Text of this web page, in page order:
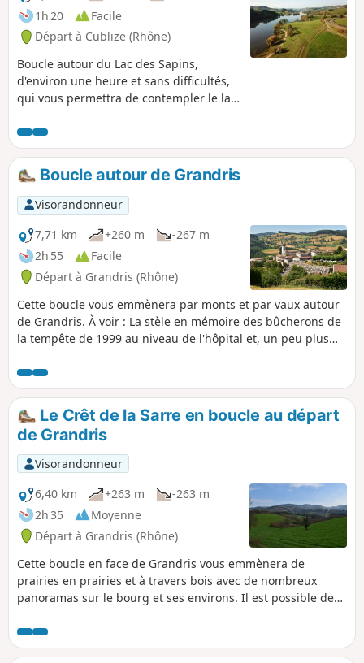
1h 20
Facile
Départ à Cublize (Rhône)
Boucle autour du Lac des Sapins,
d'environ une heure et sans difficultés,
qui vous permettra de contempler le lac
Boucle autour de Grandris
Visorandonneur
7,71 km
+260 m
-267 m
2h 55
Facile
Départ à Grandris (Rhône)
Cette boucle vous emmènera par monts et par vaux autour
de Grandris. À voir : La stèle en mémoire des bûcherons de
la tempête de 1999 au niveau de l'hôpital et, un peu plus
vallée et du bourg avant de vous engager dans toute une
série de petits chemins bucoliques.
Le Crêt de la Sarre en boucle au départ
de Grandris
Visorandonneur
6,40 km
+263 m
-263 m
2h 35
Moyenne
Départ à Grandris (Rhône)
Cette boucle en face de Grandris vous emmènera de
prairies en prairies et à travers bois avec de nombreux
panoramas sur le bourg et ses environs. Il est possible de
étant commune aux deux.